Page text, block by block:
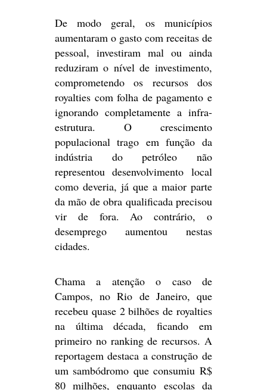
De modo geral, os municípios
aumentaram o gasto com receitas de
pessoal, investiram mal ou ainda
reduziram o nível de investimento,
comprometendo os recursos dos
royalties com folha de pagamento e
ignorando completamente a infra-
estrutura. O crescimento
populacional trago em função da
indústria do petróleo não
representou desenvolvimento local
como deveria, já que a maior parte
da mão de obra qualificada precisou
vir de fora. Ao contrário, o
desemprego aumentou nestas
cidades.
Chama a atenção o caso de
Campos, no Rio de Janeiro, que
recebeu quase 2 bilhões de royalties
na última década, ficando em
primeiro no ranking de recursos. A
reportagem destaca a construção de
um sambódromo que consumiu R$
80 milhões, enquanto escolas da